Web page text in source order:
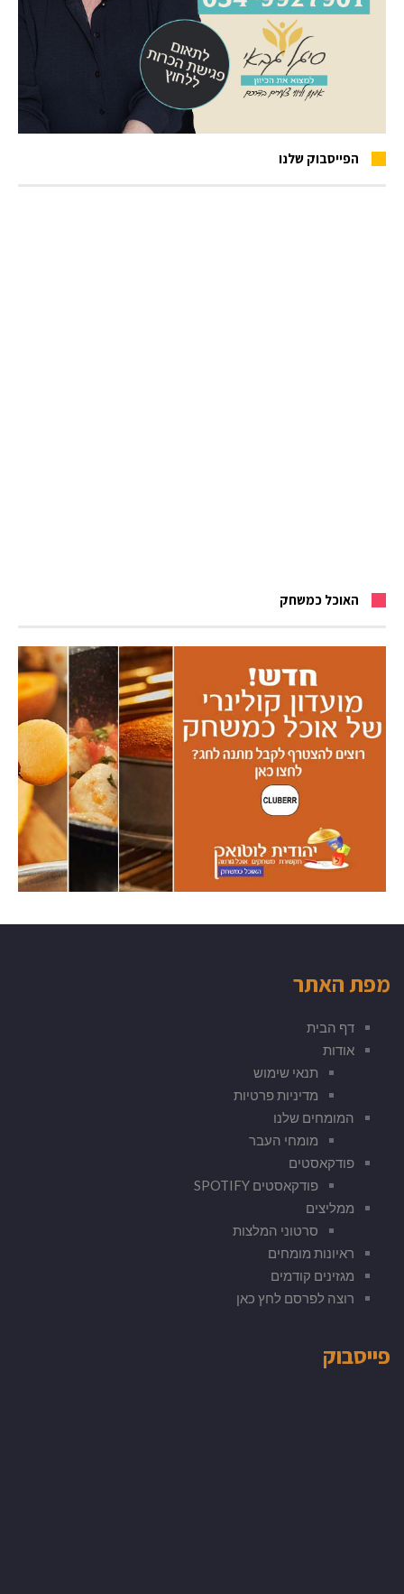
הפייסבוק שלנו
האוכל כמשחק
מפת האתר
דף הבית
אודות
תנאי שימוש
מדיניות פרטיות
המומחים שלנו
מומחי העבר
פודקאסטים
פודקאסטים SPOTIFY
ממליצים
סרטוני המלצות
ראיונות מומחים
מגזינים קודמים
רוצה לפרסם לחץ כאן
פייסבוק